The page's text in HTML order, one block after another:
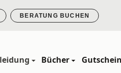
BERATUNG BUCHEN
Bücher